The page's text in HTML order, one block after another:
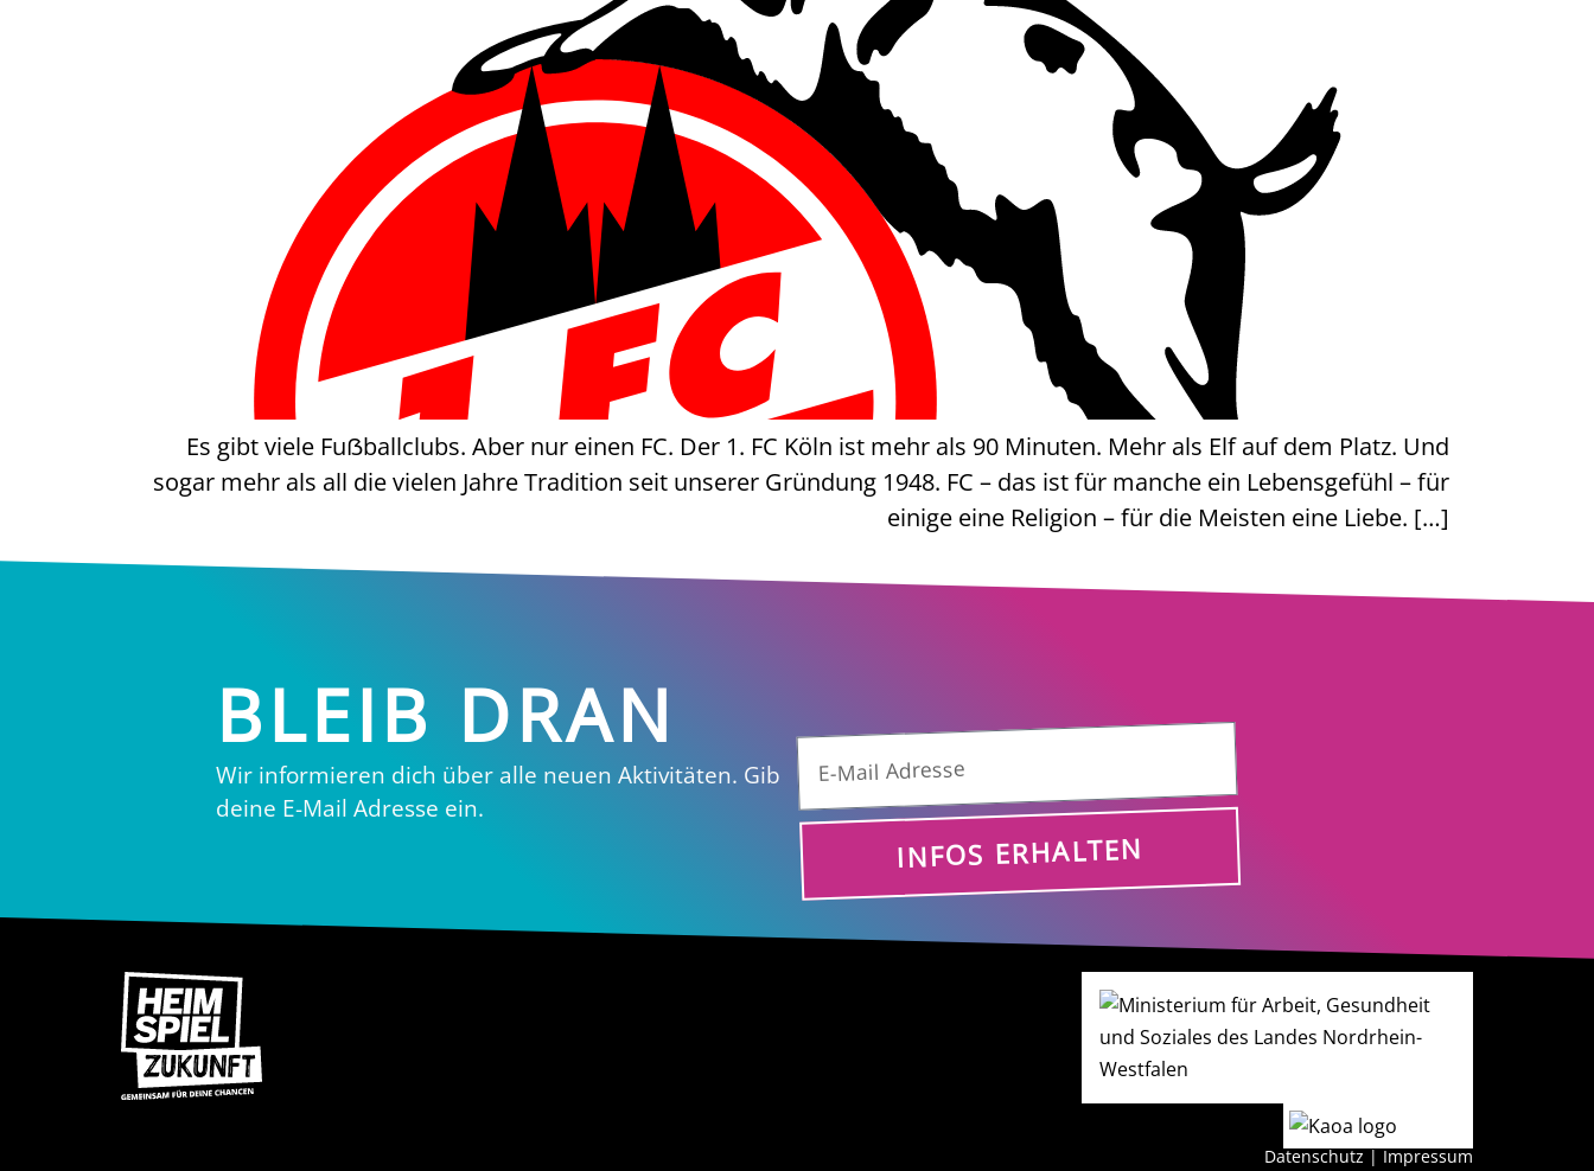
Es gibt viele Fuẞballclubs. Aber nur einen FC. Der 1. FC Köln ist mehr als 90 Minuten. Mehr als Elf auf dem Platz. Und
sogar mehr als all die vielen Jahre Tradition seit unserer Gründung 1948. FC – das ist für manche ein Lebensgefühl – für
einige eine Religion – für die Meisten eine Liebe. […]
BLEIB DRAN
Wir informieren dich über alle neuen Aktivitäten. Gib
deine E-Mail Adresse ein.
INFOS ERHALTEN
Datenschutz|Impressum